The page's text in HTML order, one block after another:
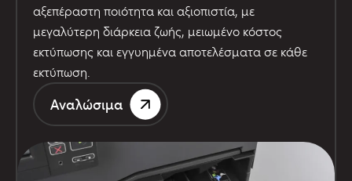
αξεπέραστη ποιότητα και αξιοπιστία, με
μεγαλύτερη διάρκεια ζωής, μειωμένο κόστος
εκτύπωσης και εγγυημένα αποτελέσματα σε κάθε
εκτύπωση.
Αναλώσιμα